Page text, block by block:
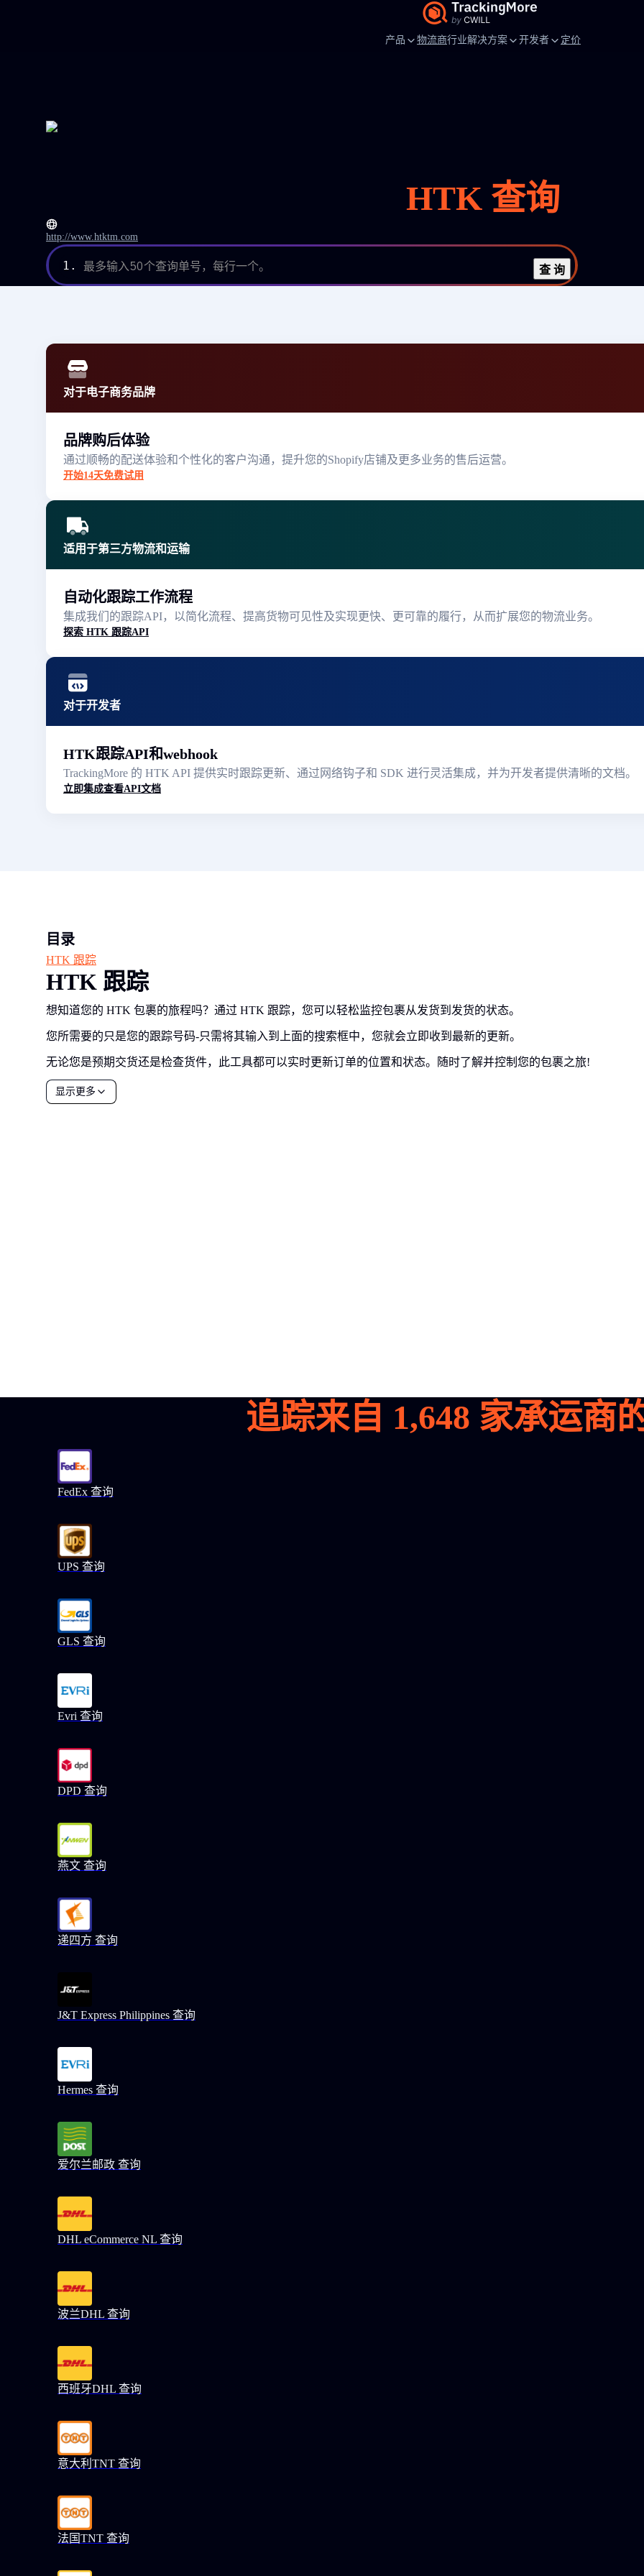
产品 物流商行业解决方案 开发者 定价
HTK 查询
http://www.htktm.com
1. 最多输入50个查询单号，每行一个。 查 询
对于电子商务品牌
品牌购后体验
通过顺畅的配送体验和个性化的客户沟通，提升您的Shopify店铺及更多业务的售后运营。
开始14天免费试用
适用于第三方物流和运输
自动化跟踪工作流程
集成我们的跟踪API，以简化流程、提高货物可见性及实现更快、更可靠的履行，从而扩展您的物流业务。
探索 HTK 跟踪API
对于开发者
HTK跟踪API和webhook
TrackingMore 的 HTK API 提供实时跟踪更新、通过网络钩子和 SDK 进行灵活集成，并为开发者提供清晰的文档。
立即集成查看API文档
目录
HTK 跟踪
HTK 跟踪
想知道您的 HTK 包裹的旅程吗？通过 HTK 跟踪，您可以轻松监控包裹从发货到发货的状态。
您所需要的只是您的跟踪号码-只需将其输入到上面的搜索框中，您就会立即收到最新的更新。
无论您是预期交货还是检查货件，此工具都可以实时更新订单的位置和状态。随时了解并控制您的包裹之旅!
显示更多
追踪来自 1,648 家承运商
FedEx 查询
UPS 查询
GLS 查询
Evri 查询
DPD 查询
燕文 查询
递四方 查询
J&T Express Philippines 查询
Hermes 查询
爱尔兰邮政 查询
DHL eCommerce NL 查询
波兰DHL 查询
西班牙DHL 查询
意大利TNT 查询
法国TNT 查询